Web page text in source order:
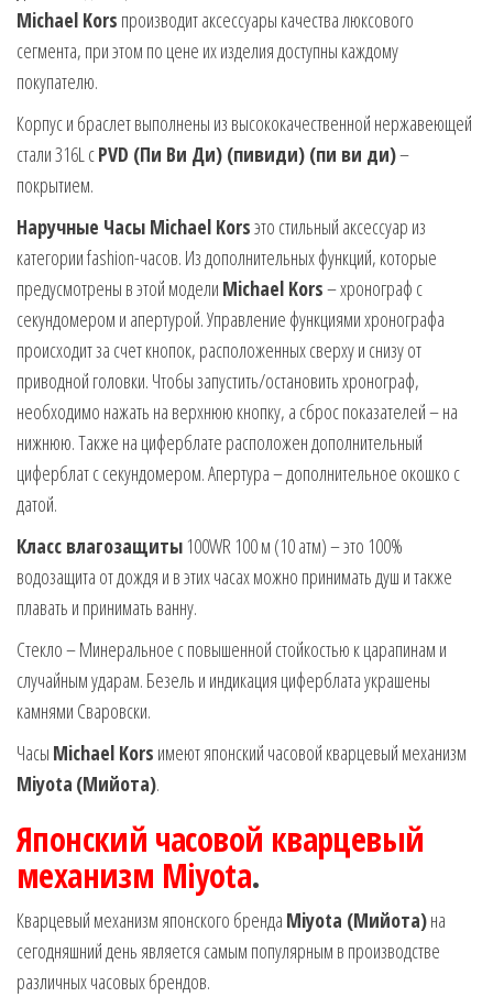
Michael Kors производит аксессуары качества люксового
сегмента, при этом по цене их изделия доступны каждому
покупателю.
Корпус и браслет выполнены из высококачественной нержавеющей
стали 316L сPVD (Пи Ви Ди) (пивиди) (пи ви ди)–
покрытием.
Наручные Часы Michael Korsэто стильный аксессуар из
категории fashion-часов. Из дополнительных функций, которые
предусмотрены в этой модели Michael Kors– хронограф с
секундомером и апертурой. Управление функциями хронографа
происходит за счет кнопок, расположенных сверху и снизу от
приводной головки. Чтобы запустить/остановить хронограф,
необходимо нажать на верхнюю кнопку, а сброс показателей – на
нижнюю. Также на циферблате расположен дополнительный
циферблат с секундомером. Апертура – дополнительное окошко с
датой.
Класс влагозащиты 100WR 100 м (10 атм) – это 100%
водозащита от дождя и в этих часах можно принимать душ и также
плавать и принимать ванну.
Стекло – Минеральное с повышенной стойкостью к царапинам и
случайным ударам. Безель и индикация циферблата украшены
камнями Сваровски.
Часы Michael Kors имеют японский часовой кварцевый механизм
Miyota (Мийота).
Японский часовой кварцевый
механизм Miyota.
Кварцевый механизм японского бренда Miyota (Мийота)на
сегодняшний день является самым популярным в производстве
различных часовых брендов.